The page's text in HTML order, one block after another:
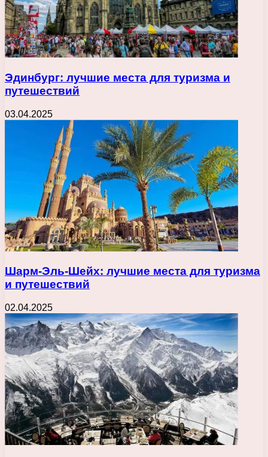
Эдинбург: лучшие места для туризма и
путешествий
03.04.2025
Шарм-Эль-Шейх: лучшие места для туризма
и путешествий
02.04.2025